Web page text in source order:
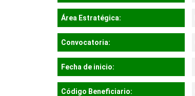
Área Estratégica:
Convocatoria:
Fecha de inicio:
Código Beneficiario: